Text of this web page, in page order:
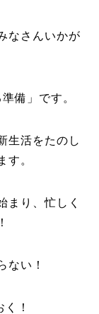
なさんいかが
備」です。
生活をたのし
す。
まり、忙しく
ない！
！